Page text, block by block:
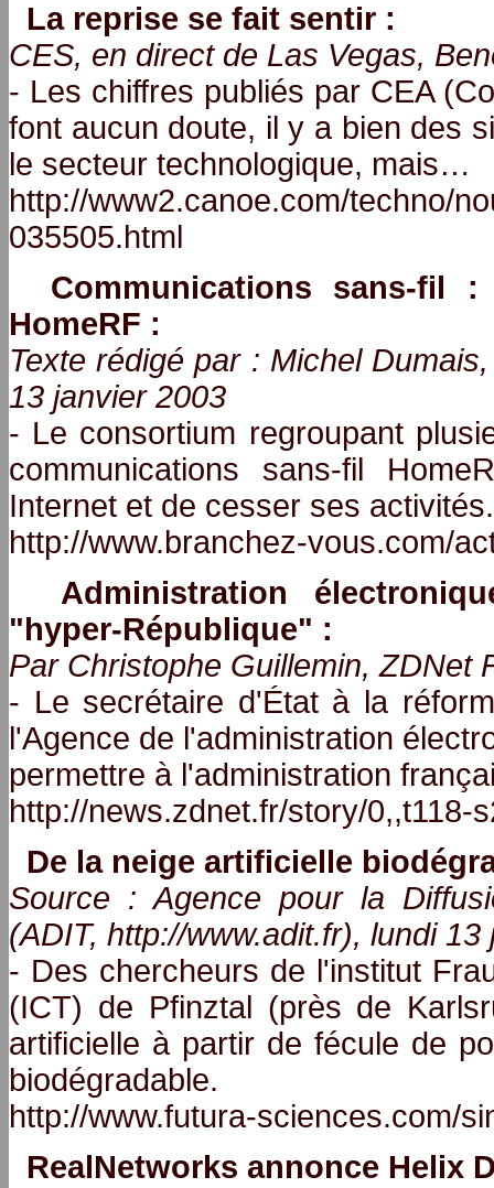
La reprise se fait sentir :
CES, en direct de Las Vegas,
- Les chiffres publiés par CEA
font aucun doute, il y a bien des
le secteur technologique, mais…
http://www2.canoe.com/techno/
035505.html
Communications sans-fil
HomeRF :
Texte rédigé par : Michel
13 janvier 2003
- Le consortium regroupant
communications sans-fil
Internet et de cesser ses activités.
http://www.branchez-vous.com/
Administration
"hyper-République" :
Par Christophe Guillemin, ZDNet
- Le secrétaire d'État à la
l'Agence de l'administration
permettre à l'administration
http://news.zdnet.fr/story/0,,t118-
De la neige artificielle
Source : Agence pour la
(ADIT, http://www.adit.fr), lundi
- Des chercheurs de l'institut
(ICT) de Pfinztal (près de
artificielle à partir de fécule de
biodégradable.
http://www.futura-sciences.com/
RealNetworks annonce Helix